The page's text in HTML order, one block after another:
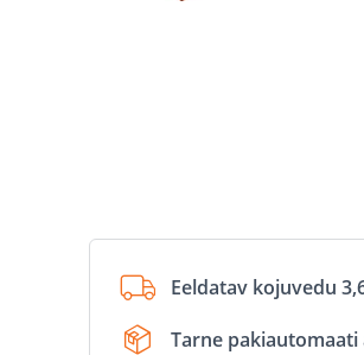
Eeldatav kojuvedu
Tarne pakiautomaati